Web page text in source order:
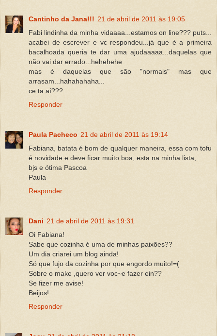
Cantinho da Jana!!! 21 de abril de 2011 às 19:05
Fabi lindinha da minha vidaaaa...estamos on line??? puts...
acabei de escrever e vc respondeu...já que é a primeira
bacalhoada queria te dar uma ajudaaaaa...daquelas que
não vai dar errado...hehehehe
mas é daquelas que são "normais" mas que
arrasam...hahahahaha...
ce ta aí???
Responder
Paula Pacheco 21 de abril de 2011 às 19:14
Fabiana, batata é bom de qualquer maneira, essa com tofu
é novidade e deve ficar muito boa, esta na minha lista,
bjs e ótima Pascoa
Paula
Responder
Dani 21 de abril de 2011 às 19:31
Oi Fabiana!
Sabe que cozinha é uma de minhas paixões??
Um dia criarei um blog ainda!
Só que fujo da cozinha por que engordo muito!=(
Sobre o make ,quero ver voc~e fazer ein??
Se fizer me avise!
Beijos!
Responder